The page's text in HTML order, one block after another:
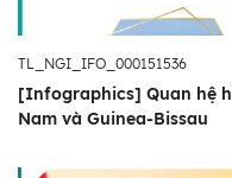
TL_NGI_IFO_000151536
[Infographics] Quan hệ
Nam và Guinea-Bissau